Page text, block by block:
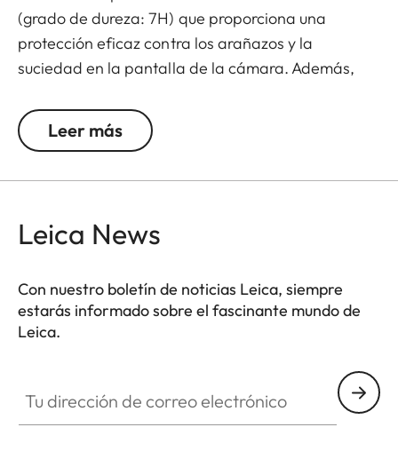
(grado de dureza: 7H) que proporciona una
protección eficaz contra los arañazos y la
suciedad en la pantalla de la cámara. Además,
una visualización de imágenes de alto contraste
incluso con mucha luz. El resultado: máxima
Leer más
Leica News
Con nuestro boletín de noticias Leica, siempre
estarás informado sobre el fascinante mundo de
Leica.